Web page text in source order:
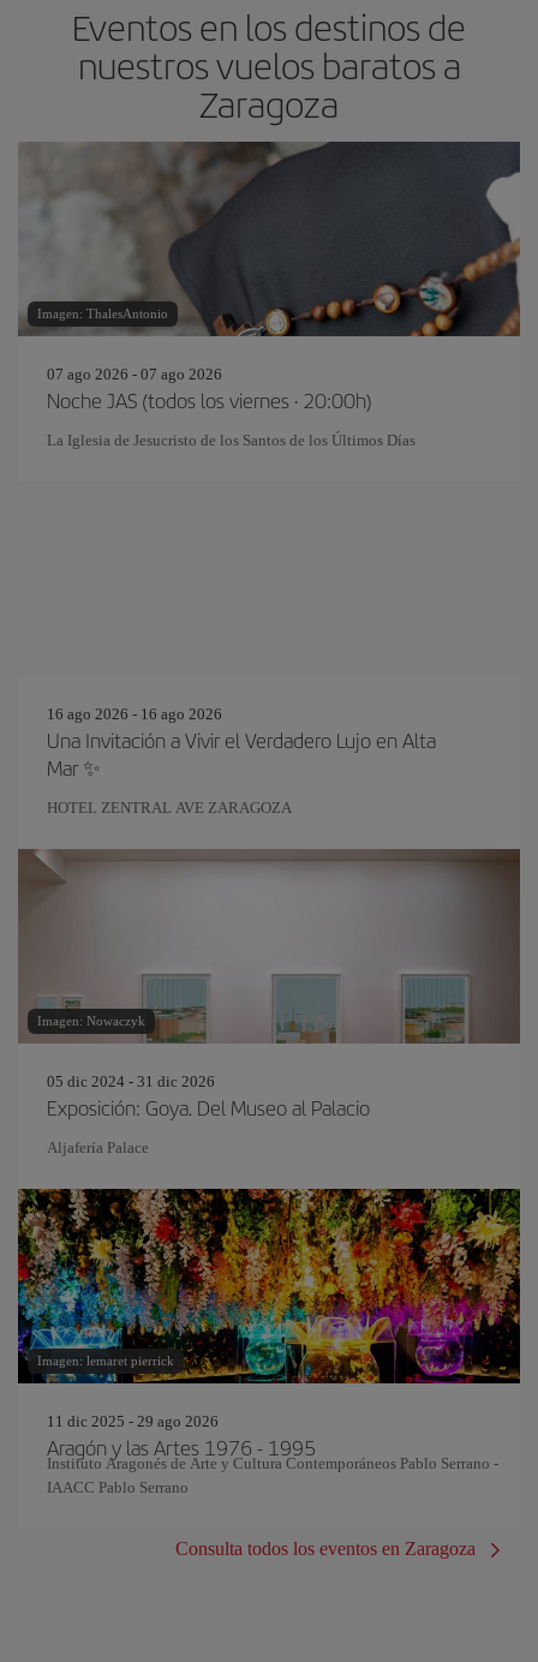
Eventos en los destinos de
nuestros vuelos baratos a
Zaragoza
Imagen: ThalesAntonio
07 ago 2026 - 07 ago 2026
Noche JAS (todos los viernes · 20:00h)
La Iglesia de Jesucristo de los Santos de los Últimos Días
16 ago 2026 - 16 ago 2026
Una Invitación a Vivir el Verdadero Lujo en Alta
Mar ✨
HOTEL ZENTRAL AVE ZARAGOZA
Imagen: Nowaczyk
05 dic 2024 - 31 dic 2026
Exposición: Goya. Del Museo al Palacio
Aljafería Palace
Imagen: lemaret pierrick
11 dic 2025 - 29 ago 2026
Aragón y las Artes 1976 - 1995
Instituto Aragonés de Arte y Cultura Contemporáneos Pablo Serrano -
IAACC Pablo Serrano
Consulta todos los eventos en Zaragoza